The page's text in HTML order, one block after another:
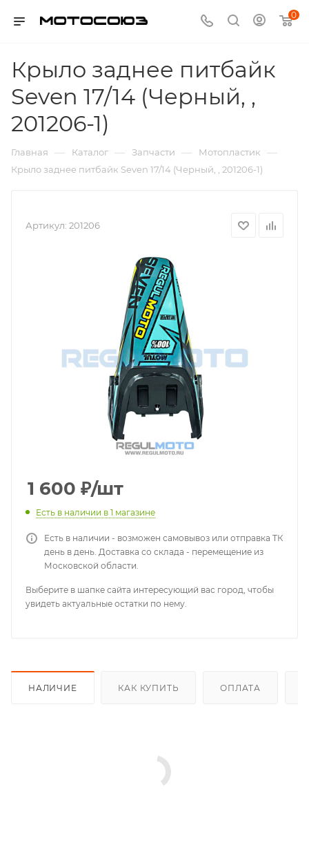
0
Крыло заднее питбайк
Seven 17/14 (Черный, ,
201206-1)
Главная — Каталог — Запчасти — Мотопластик —
Крыло заднее питбайк Seven 17/14 (Черный, , 201206-1)
Артикул: 201206
1 600 ₽/шт
Есть в наличии в 1 магазине
Есть в наличии - возможен самовывоз или отправка ТК
день в день. Доставка со склада - перемещение из
Московской области.
Выберите в шапке сайта интересующий вас город, чтобы
увидеть актуальные остатки по нему.
НАЛИЧИЕ КАК КУПИТЬ ОПЛАТА